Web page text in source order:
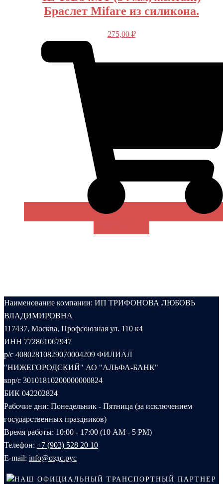
Браслет Mifare из силикона.
275,00 ₽
Наименование компании: ИП ТРИФОНОВА ЛЮБОВЬ
ВЛАДИМИРОВНА
117437, Москва, Профсоюзная ул. 110 к4
ИНН 772861067947
р/с 40802810829070004209 ФИЛИАЛ
"НИЖЕГОРОДСКИЙ" АО "АЛЬФА-БАНК"
кор/с 30101810200000000824
БИК 042202824
Рабочие дни: Понедельник - Пятница (за исключением
государственных праздников)
Время работы: 10:00 - 17:00 (10 AM - 5 PM)
Телефон: +7 (903) 528 20 10‬
E-mail: info@оздс.рус
НАШ ОФИЦИАЛЬНЫЙ ТРАНСПОРТНЫЙ ПАРТНЕР